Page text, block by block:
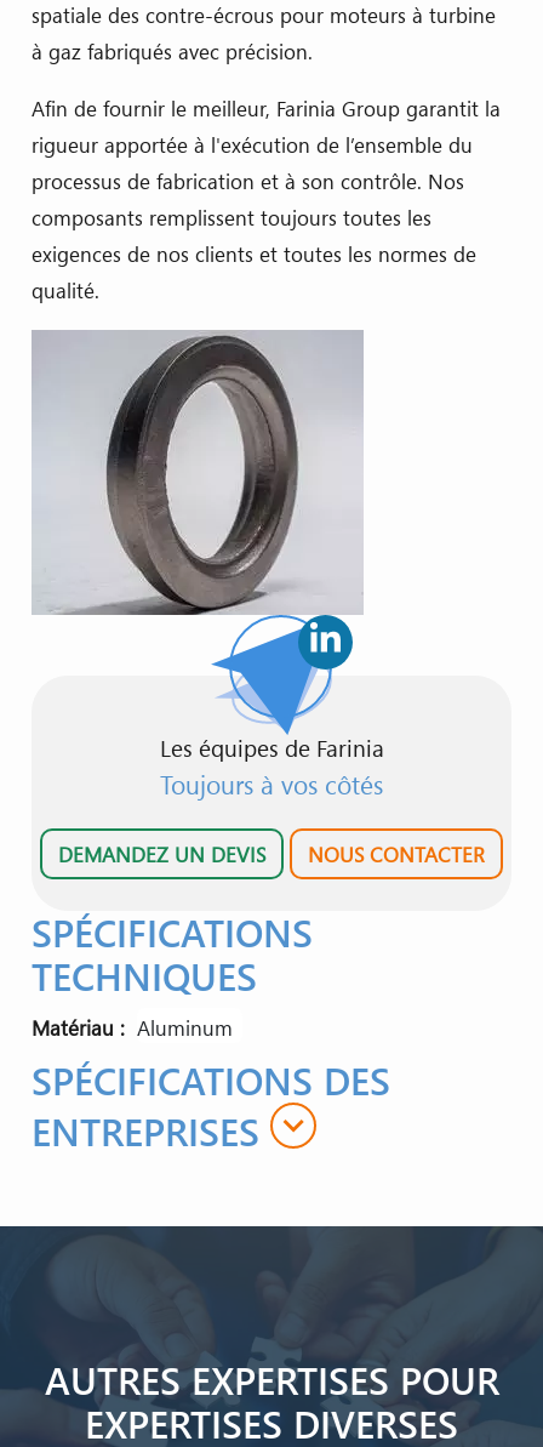
spatiale des contre-écrous pour moteurs à turbine
à gaz fabriqués avec précision.
Afin de fournir le meilleur, Farinia Group garantit la
rigueur apportée à l'exécution de l’ensemble du
processus de fabrication et à son contrôle. Nos
composants remplissent toujours toutes les
exigences de nos clients et toutes les normes de
qualité.
Les équipes de Farinia
Toujours à vos côtés
DEMANDEZ UN DEVIS NOUS CONTACTER
SPÉCIFICATIONS
TECHNIQUES
Matériau aluminum
SPÉCIFICATIONS DES
ENTREPRISES expand_more
AUTRES EXPERTISES POUR
EXPERTISES DIVERSES